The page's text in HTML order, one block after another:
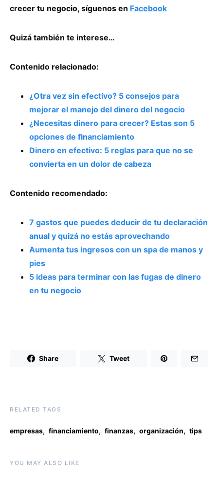
crecer tu negocio, síguenos en Facebook
Quizá también te interese…
Contenido relacionado:
¿Otra vez sin efectivo? 5 consejos para
mejorar el manejo del dinero del negocio
¿Necesitas dinero para crecer? Estas son 5
opciones de financiamiento
Dinero en efectivo: 5 reglas para que no se
convierta en un dolor de cabeza
Contenido recomendado:
7 gastos que puedes deducir de tu declaración
anual y quizá no estás aprovechando
Aumenta tus ingresos con un spa de manos y
pies
5 ideas para terminar con las fugas de dinero
en tu negocio
Share Tweet
RELATED TAGS
empresas, financiamiento, finanzas, organización, tips
YOU MAY ALSO LIKE